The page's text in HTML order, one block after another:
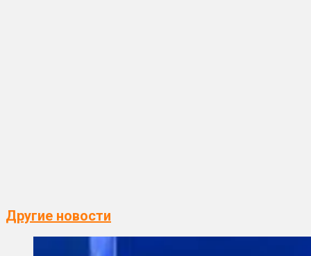
Другие новости